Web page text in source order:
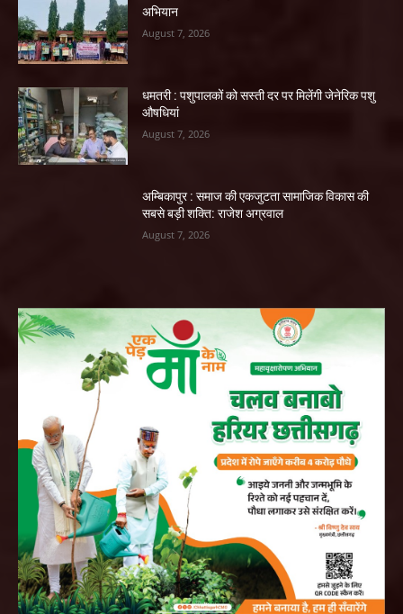
अभियान
August 7, 2026
धमतरी : पशुपालकों को सस्ती दर पर मिलेंगी जेनेरिक पशु
औषधियां
August 7, 2026
अम्बिकापुर : समाज की एकजुटता सामाजिक विकास की
सबसे बड़ी शक्ति: राजेश अग्रवाल
August 7, 2026